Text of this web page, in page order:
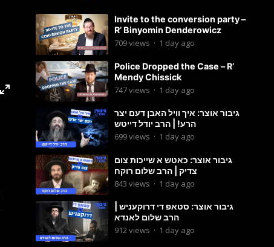
Invite to the conversion party –
R’ Binyomin Denderowicz
709views · 1 day ago
Police Dropped the Case – R’
Mendy Chissick
747views · 1 day ago
גיבור אוצר: איך וויל האבן דעם יצר
הרע! | הרב יודל דייטש
699views · 1 day ago
גיבור אוצר: כאטש א שייכות צום
צדיק | הרב שלום רוקח
843 views · 1 day ago
גיבור אוצר: סטאפ די דרוקעניש |
הרב שלום לאנדא
912views · 1 day ago